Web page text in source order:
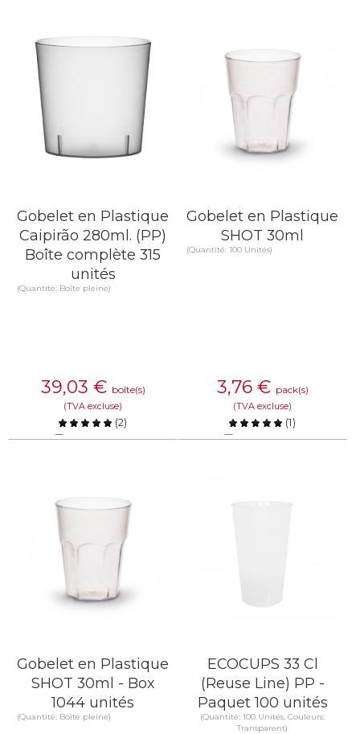
Gobelet en Plastique
Caipirão 280ml. (PP)
Boîte complète 315
unités
(Quantité: Boîte pleine)
39,03 € boîte(s)
(TVA excluse)
(2)
Comparer
Gobelet en Plastique
SHOT 30ml
(Quantité: 100 Unités)
3,76 € pack(s)
(TVA excluse)
(1)
Comparer
Gobelet en Plastique
SHOT 30ml - Box
1044 unités
(Quantité: Boîte pleine)
ECOCUPS 33 Cl
(Reuse Line) PP -
Paquet 100 unités
(Quantité: 100 Unités, Couleurs:
Transparent)